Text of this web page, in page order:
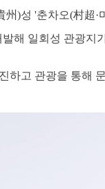
州)성 '춘차오(村超
해 일회성 관광지
하고 관광을 통해